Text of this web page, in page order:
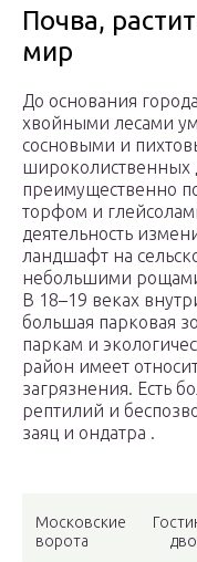
Почва,
мир
До основания
хвойными лесами
сосновыми и
широколиственных
преимущественно
торфом и
деятельность
ландшафт на
небольшими
В 18–19 веках
большая парковая
паркам и
район имеет
загрязнения. Есть
рептилий и
заяц и ондатра .
Московские
ворота